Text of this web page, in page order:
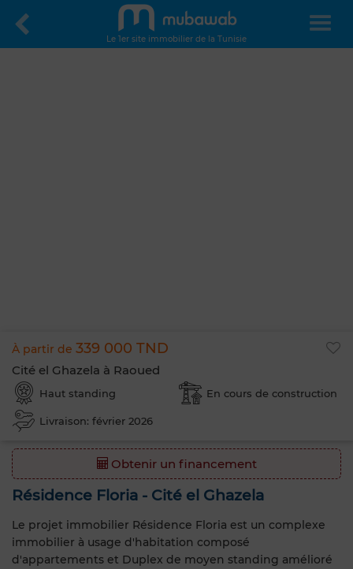
Le 1er site immobilier de la Tunisie
À partir de 339 000 TND
Cité el Ghazela à Raoued
Haut standing En cours de construction
Livraison: février 2026
Obtenir un financement
Résidence Floria - Cité el Ghazela
Le projet immobilier Résidence Floria est un complexe
immobilier à usage d'habitation composé
d'appartements et Duplex de moyen standing amélioré